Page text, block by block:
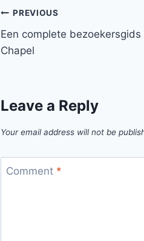
Post
navigation
PREVIOUS
Een complete bezoekersgids
Chapel
Leave a Reply
Your email address will not be
Comment *